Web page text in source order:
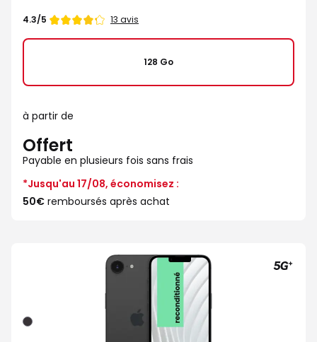
Note
4.3/5 13 avis
128 Go
à partir de
Offert
Payable en plusieurs fois sans frais
*Jusqu'au 17/08, économisez :
50€ remboursés après achat
Noir